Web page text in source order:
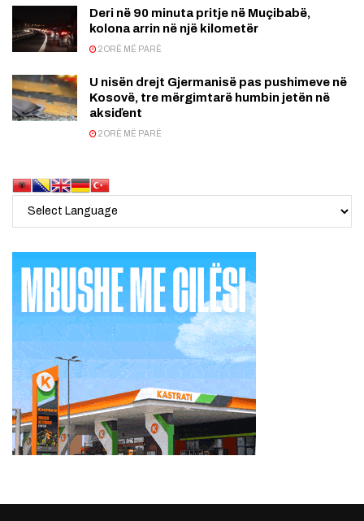
Deri në 90 minuta pritje në Muçibabë,
kolona arrin në një kilometër
2 ORË MË PARË
U nisën drejt Gjermanisë pas pushimeve në
Kosovë, tre mërgimtarë humbin jetën në
aksiďent
2 ORË MË PARË